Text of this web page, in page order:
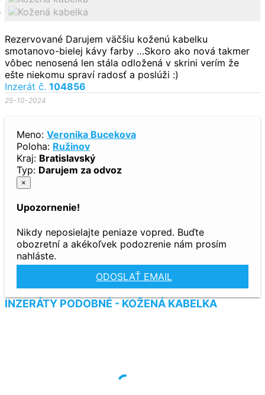
Rezervované Darujem väčšiu koženú kabelku
smotanovo-bielej kávy farby …Skoro ako nová takmer
vôbec nenosená len stála odložená v skrini verím že
ešte niekomu spraví radosť a poslúži :)
Inzerát č. 104856
25-10-2024
Meno: Veronika Bucekova
Poloha: Ružinov
Kraj: Bratislavský
Typ: Darujem za odvoz
×
Upozornenie!
Nikdy neposielajte peniaze vopred. Buďte
obozretní a akékoľvek podozrenie nám prosím
nahláste.
ODOSLAŤ EMAIL
INZERÁTY PODOBNÉ - KOŽENÁ KABELKA